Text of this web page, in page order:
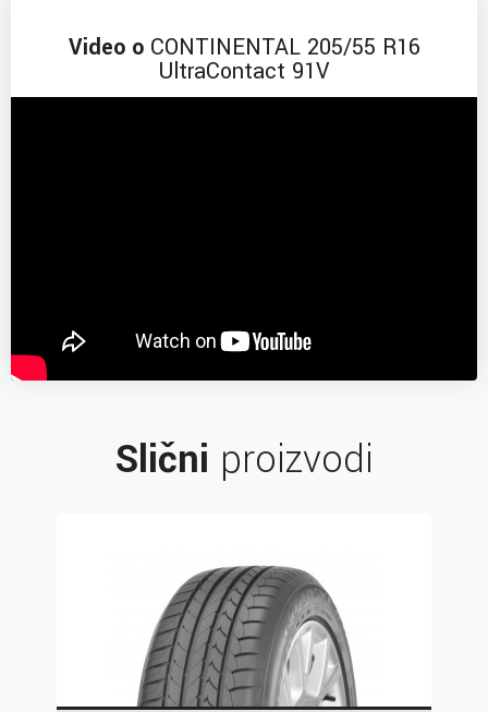
Video o CONTINENTAL 205/55 R16
UltraContact 91V
Slični proizvodi